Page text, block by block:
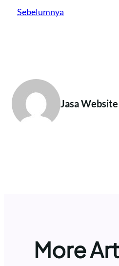
Sebelumnya
Jasa Website
More